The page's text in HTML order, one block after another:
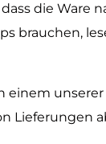
die Ware
brauchen,
einem
Lieferungen